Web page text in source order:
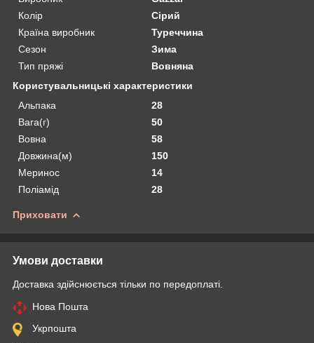
Колір
Сірий
Країна виробник
Туреччина
Сезон
Зима
Тип пряжі
Вовняна
Користувальницькі характеристики
Альпака
28
Вага(г)
50
Вовна
58
Довжина(м)
150
Меринос
14
Поліамід
28
Приховати
Умови доставки
Доставка здійснюється тільки по передоплаті.
Нова Пошта
Укрпошта